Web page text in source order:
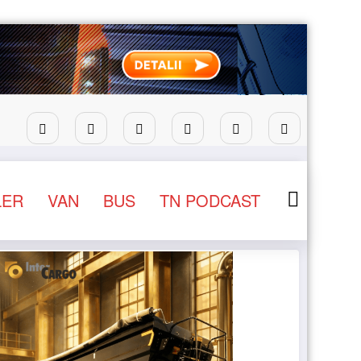
VAN BUS TN PODCAST
Lars Ljungström a fost numit director
NEWS STIRI